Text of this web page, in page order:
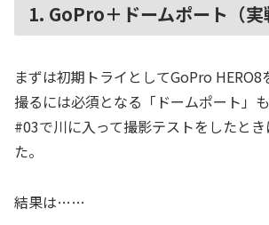
1. GoPro＋ドームポート（実
まずは初期トライとしてGoPro HERO8
撮るには必須となる「ドームポート」
#03で川に入って撮影テストをしたと
た。
結果は……